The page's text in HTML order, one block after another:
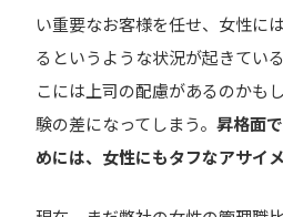
い重要なお客様を任せ、女性に
るというような状況が起きてい
こには上司の配慮があるのかも
験の差になってしまう。 昇格面
めには、女性にもタフなアサイ